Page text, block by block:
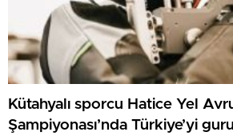
Kütahyalı sporcu Hatice Yel
Şampiyonası’nda Türkiye’yi